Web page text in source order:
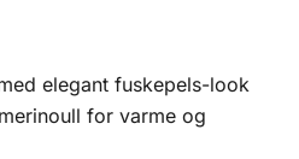
elegant fuskepels-look
for varme og